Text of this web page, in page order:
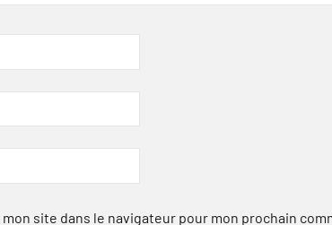
site dans le navigateur pour mon prochain